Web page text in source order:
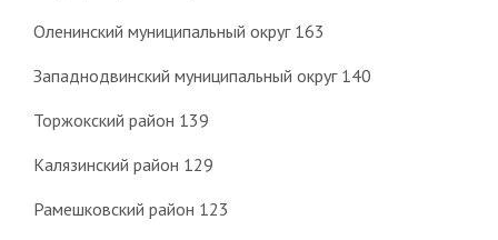
Оленинский муниципальный округ 163
Западнодвинский муниципальный округ 140
Торжокский район 139
Калязинский район 129
Рамешковский район 123